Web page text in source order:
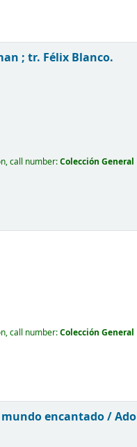
; tr. Félix Blanco.
call number:Colección General
call number:Colección General
encantado /